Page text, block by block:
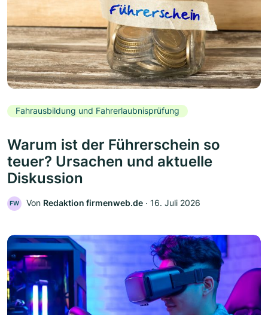
Fahrausbildung und Fahrerlaubnisprüfung
Warum ist der Führerschein so
teuer? Ursachen und aktuelle
Diskussion
FW Von Redaktion firmenweb.de ‧ 16. Juli 2026